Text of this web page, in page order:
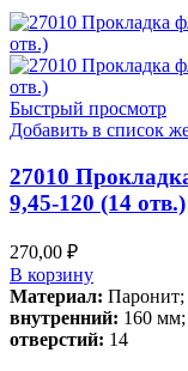
Быстрый просмотр
Добавить в список
27010
9,45-120 (14 отв.)
270,00 ₽
В корзину
Материал: Паронит;
внутренний: 160 мм;
отверстий: 14